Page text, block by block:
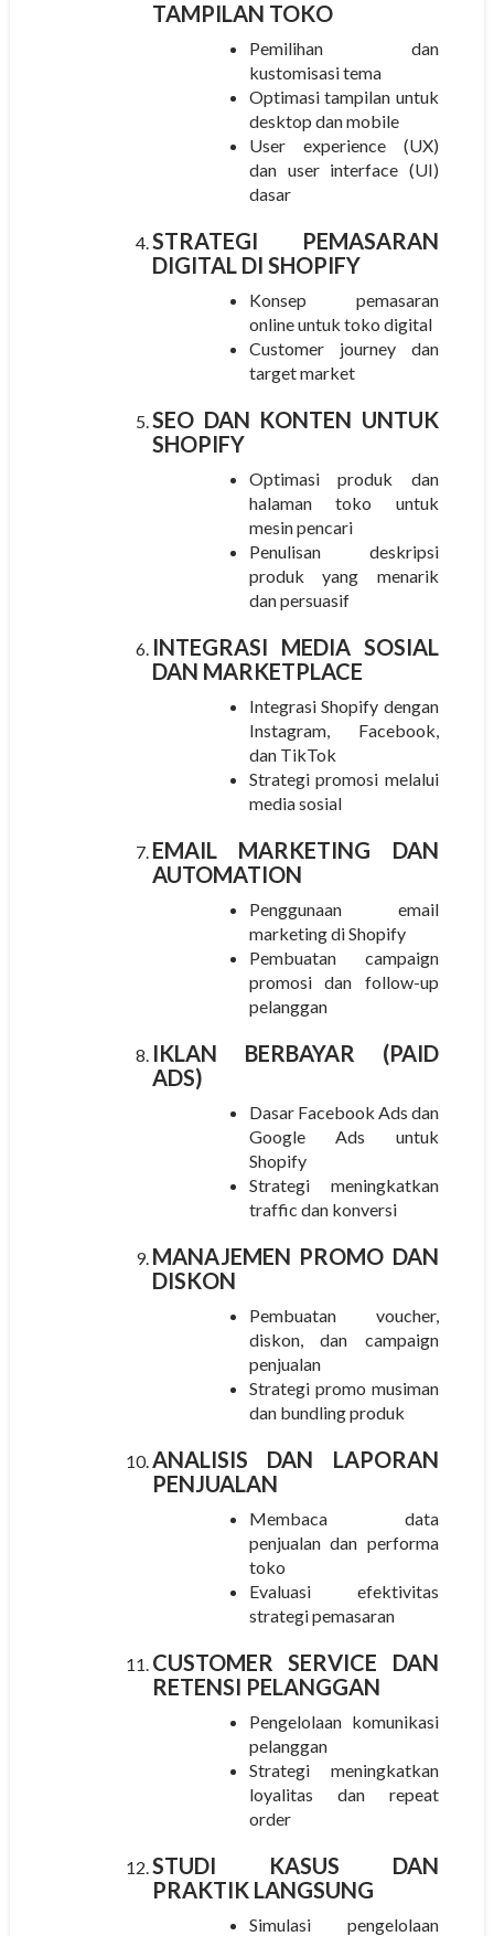
TAMPILAN TOKO
Pemilihan dan
kustomisasi tema
Optimasi tampilan untuk
desktop dan mobile
User experience (UX)
dan user interface (UI)
dasar
STRATEGI PEMASARAN
DIGITAL DI SHOPIFY
Konsep pemasaran
online untuk toko digital
Customer journey dan
target market
SEO DAN KONTEN UNTUK
SHOPIFY
Optimasi produk dan
halaman toko untuk
mesin pencari
Penulisan deskripsi
produk yang menarik
dan persuasif
INTEGRASI MEDIA SOSIAL
DAN MARKETPLACE
Integrasi Shopify dengan
Instagram, Facebook,
dan TikTok
Strategi promosi melalui
media sosial
EMAIL MARKETING DAN
AUTOMATION
Penggunaan email
marketing di Shopify
Pembuatan campaign
promosi dan follow-up
pelanggan
IKLAN BERBAYAR (PAID
ADS)
Dasar Facebook Ads dan
Google Ads untuk
Shopify
Strategi meningkatkan
traffic dan konversi
MANAJEMEN PROMO DAN
DISKON
Pembuatan voucher,
diskon, dan campaign
penjualan
Strategi promo musiman
dan bundling produk
ANALISIS DAN LAPORAN
PENJUALAN
Membaca data
penjualan dan performa
toko
Evaluasi efektivitas
strategi pemasaran
CUSTOMER SERVICE DAN
RETENSI PELANGGAN
Pengelolaan komunikasi
pelanggan
Strategi meningkatkan
loyalitas dan repeat
order
STUDI KASUS DAN
PRAKTIK LANGSUNG
Simulasi pengelolaan